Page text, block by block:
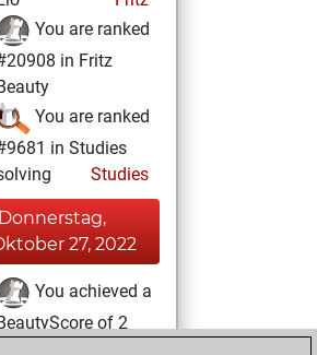
You are ranked
in Fritz
You are ranked
in Studies
Studies
Donnerstag,
27, 2022
You achieved a
of 2